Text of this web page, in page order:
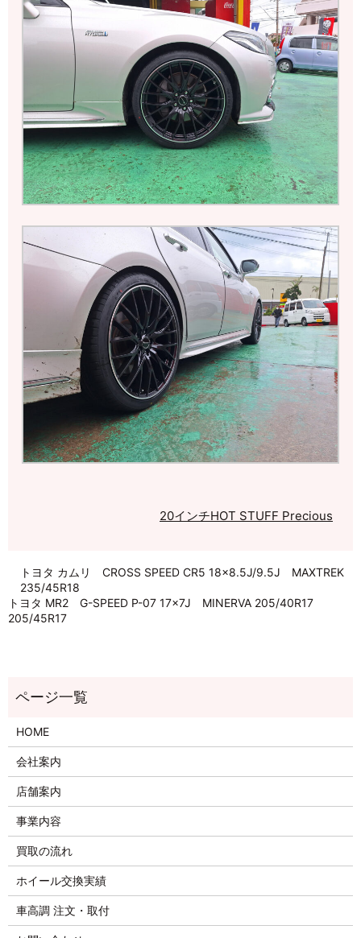
20インチHOT STUFF Precious
トヨタ カムリ CROSS SPEED CR5 18×8.5J/9.5J MAXTREK
235/45R18
トヨタ MR2 G-SPEED P-07 17×7J MINERVA 205/40R17
205/45R17
HOME
会社案内
店舗案内
事業内容
買取の流れ
ホイール交換実績
車高調 注文・取付